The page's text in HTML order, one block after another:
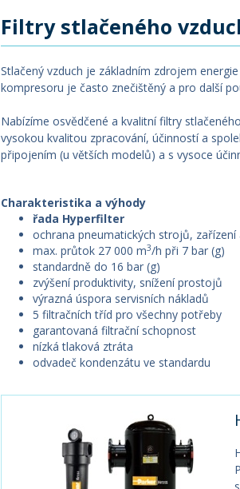
Filtry stlačeného
Stlačený vzduch je základním zdrojem
kompresoru je často znečištěný a pro další
Nabízíme osvědčené a kvalitní filtry
vysokou kvalitou zpracování, účinností a
připojením (u větších modelů) a s vysoce
Charakteristika a výhody
řada Hyperfilter
ochrana pneumatických strojů, zařízení
max. průtok 27 000 m3/h při 7 bar (g)
standardně do 16 bar (g)
zvýšení produktivity, snížení prostojů
výrazná úspora servisních nákladů
5 filtračních tříd pro všechny potřeby
garantovaná filtrační schopnost
nízká tlaková ztráta
odvadeč kondenzátu ve standardu